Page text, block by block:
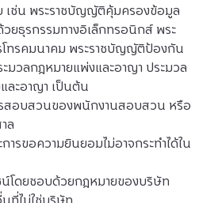
เช่น พระราชบัญญัติคุ้มครองข้อมูล
ธุรกรรมทางอิเล็กทรอนิกส์ พระ
ทรคมนาคม พระราชบัญญัติป้องกัน
มวลกฎหมายแพ่งและอาญา ประมวล
ละอาญา เป็นต้น
รสอบสวนของพนักงานสอบสวน หรือ
ล
ารขอความยินยอมไม่อาจกระทำได้ใน
น์โดยชอบด้วยกฎหมายของบริษัท